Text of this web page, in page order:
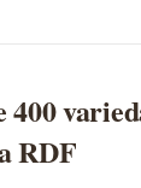
400
RDF